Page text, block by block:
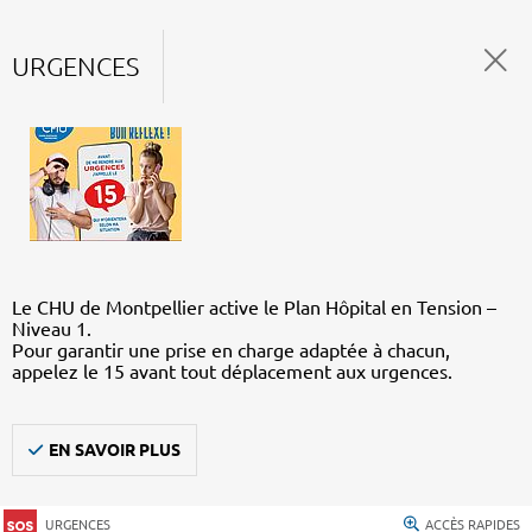
URGENCES
Le CHU de Montpellier active le Plan Hôpital en Tension –
Niveau 1.
Pour garantir une prise en charge adaptée à chacun,
appelez le 15 avant tout déplacement aux urgences.
EN SAVOIR PLUS
URGENCES ACCÈS RAPIDES